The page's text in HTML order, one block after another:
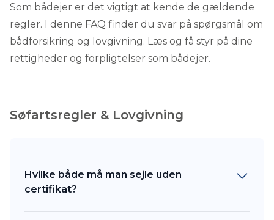
Som bådejer er det vigtigt at kende de gældende
regler. I denne FAQ finder du svar på spørgsmål om
bådforsikring og lovgivning. Læs og få styr på dine
rettigheder og forpligtelser som bådejer.
Søfartsregler & Lovgivning
Hvilke både må man sejle uden
certifikat?